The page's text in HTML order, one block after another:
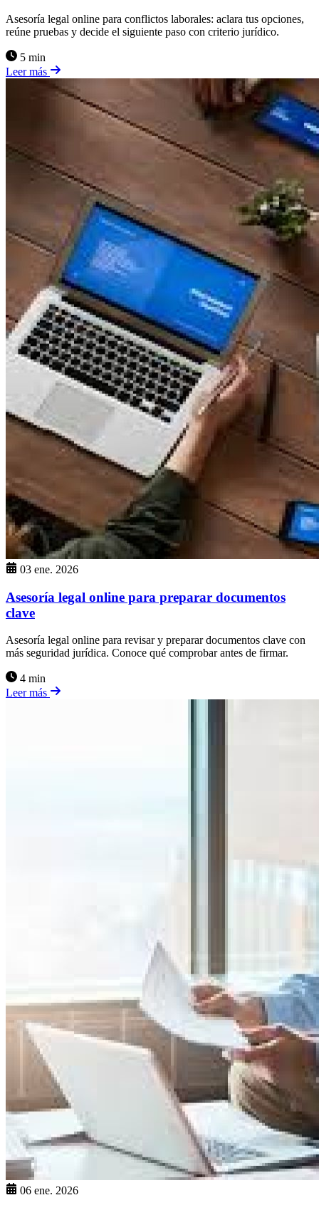
Asesoría legal online para conflictos laborales: aclara tus opciones,
reúne pruebas y decide el siguiente paso con criterio jurídico.
5 min
Leer más
03 ene. 2026
Asesoría legal online para preparar documentos
clave
Asesoría legal online para revisar y preparar documentos clave con
más seguridad jurídica. Conoce qué comprobar antes de firmar.
4 min
Leer más
06 ene. 2026